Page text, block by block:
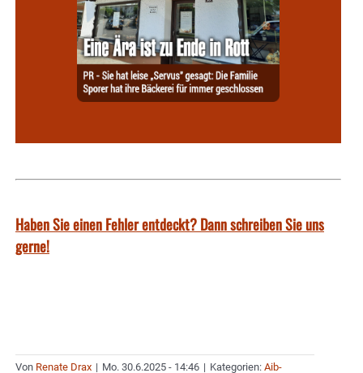
Haben Sie einen Fehler entdeckt? Dann schreiben Sie uns
gerne!
Von Renate Drax | Mo. 30.6.2025 - 14:46 | Kategorien: Aib-